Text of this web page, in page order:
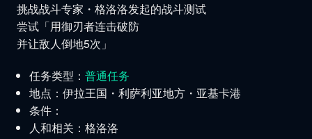
任务类型： 普通任务
地点：伊拉王国・利萨利亚地方・亚基卡港
条件：
人和相关：格洛洛
挑战战斗专家・格洛洛发起的战斗测试
尝试「用御刃者连击破防
并让敌人倒地5次」